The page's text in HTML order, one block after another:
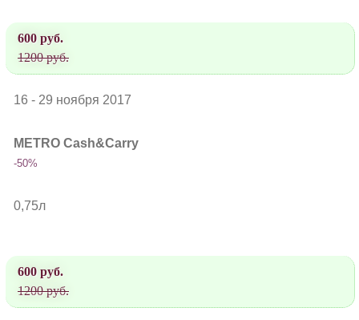
600 руб.
1200 руб.
16 - 29 ноября 2017
METRO Cash&Carry
-50%
0,75л
600 руб.
1200 руб.